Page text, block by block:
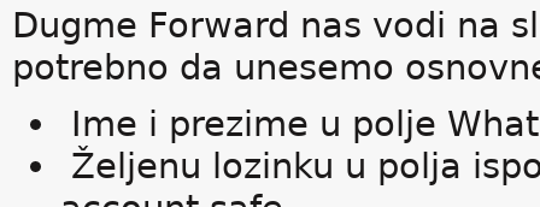
Dugme Forward nas vodi na
potrebno da unesemo
Ime i prezime u polje
Željenu lozinku u polja